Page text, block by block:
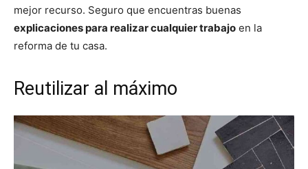
mejor recurso. Seguro que encuentras buenas
explicaciones para realizar cualquier trabajo en la
reforma de tu casa.
Reutilizar al máximo